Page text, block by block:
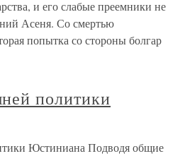
и его слабые преемники не
Асеня. Со смертью
попытка со стороны болгар
политики
Юстиниана Подводя общие